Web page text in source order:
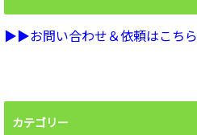
▶︎▶︎お問い合わせ＆依頼はこちら
カテゴリー